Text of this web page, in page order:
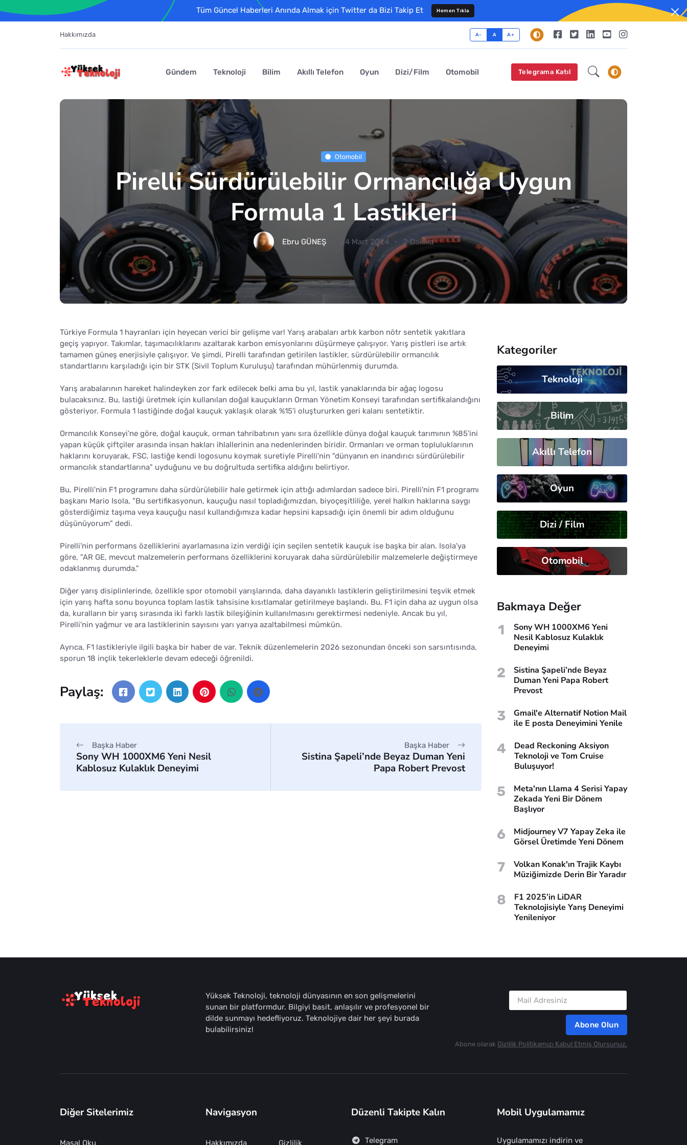
Tüm Güncel Haberleri Anında Almak için Twitter da Bizi Takip Et Hemen Tıkla
Hakkımızda A- A A+
Gündem Teknoloji Bilim Akıllı Telefon Oyun Dizi/Film Otomobil Telegrama Katıl
Otomobil
Pirelli Sürdürülebilir Ormancılığa Uygun
Formula 1 Lastikleri
Ebru GÜNEŞ 24 Mart 2024 2 Dakika
Türkiye Formula 1 hayranları için heyecan verici bir gelişme var! Yarış arabaları artık karbon nötr sentetik yakıtlara
geçiş yapıyor. Takımlar, taşımacılıklarını azaltarak karbon emisyonlarını düşürmeye çalışıyor. Yarış pistleri ise artık
tamamen güneş enerjisiyle çalışıyor. Ve şimdi, Pirelli tarafından getirilen lastikler, sürdürülebilir ormancılık
standartlarını karşıladığı için bir STK (Sivil Toplum Kuruluşu) tarafından mühürlenmiş durumda.
Yarış arabalarının hareket halindeyken zor fark edilecek belki ama bu yıl, lastik yanaklarında bir ağaç logosu
bulacaksınız. Bu, lastiği üretmek için kullanılan doğal kauçukların Orman Yönetim Konseyi tarafından sertifikalandığını
gösteriyor. Formula 1 lastiğinde doğal kauçuk yaklaşık olarak %15'i oluştururken geri kalanı sentetiktir.
Ormancılık Konseyi'ne göre, doğal kauçuk, orman tahribatının yanı sıra özellikle dünya doğal kauçuk tarımının %85'ini
yapan küçük çiftçiler arasında insan hakları ihlallerinin ana nedenlerinden biridir. Ormanları ve orman topluluklarının
haklarını koruyarak, FSC, lastiğe kendi logosunu koymak suretiyle Pirelli'nin "dünyanın en inandırıcı sürdürülebilir
ormancılık standartlarına" uyduğunu ve bu doğrultuda sertifika aldığını belirtiyor.
Bu, Pirelli'nin F1 programını daha sürdürülebilir hale getirmek için attığı adımlardan sadece biri. Pirelli'nin F1 programı
başkanı Mario Isola, "Bu sertifikasyonun, kauçuğu nasıl topladığımızdan, biyoçeşitliliğe, yerel halkın haklarına saygı
gösterdiğimiz taşıma veya kauçuğu nasıl kullandığımıza kadar hepsini kapsadığı için önemli bir adım olduğunu
düşünüyorum" dedi.
Pirelli'nin performans özelliklerini ayarlamasına izin verdiği için seçilen sentetik kauçuk ise başka bir alan. Isola'ya
göre, "AR GE, mevcut malzemelerin performans özelliklerini koruyarak daha sürdürülebilir malzemelerle değiştirmeye
odaklanmış durumda."
Diğer yarış disiplinlerinde, özellikle spor otomobil yarışlarında, daha dayanıklı lastiklerin geliştirilmesini teşvik etmek
için yarış hafta sonu boyunca toplam lastik tahsisine kısıtlamalar getirilmeye başlandı. Bu, F1 için daha az uygun olsa
da, kuralların bir yarış sırasında iki farklı lastik bileşiğinin kullanılmasını gerektirmesi nedeniyle. Ancak bu yıl,
Pirelli'nin yağmur ve ara lastiklerinin sayısını yarı yarıya azaltabilmesi mümkün.
Ayrıca, F1 lastikleriyle ilgili başka bir haber de var. Teknik düzenlemelerin 2026 sezonundan önceki son sarsıntısında,
sporun 18 inçlik tekerleklerle devam edeceği öğrenildi.
Paylaş:
Başka Haber
Sony WH 1000XM6 Yeni Nesil
Kablosuz Kulaklık Deneyimi
Başka Haber
Sistina Şapeli’nde Beyaz Duman Yeni
Papa Robert Prevost
Kategoriler
Teknoloji
Bilim
Akıllı Telefon
Oyun
Dizi / Film
Otomobil
Bakmaya Değer
1
Sony WH 1000XM6 Yeni
Nesil Kablosuz Kulaklık
Deneyimi
2
Sistina Şapeli’nde Beyaz
Duman Yeni Papa Robert
Prevost
3
Gmail'e Alternatif Notion Mail
ile E posta Deneyimini Yenile
4
Dead Reckoning Aksiyon
Teknoloji ve Tom Cruise
Buluşuyor!
5
Meta'nın Llama 4 Serisi Yapay
Zekada Yeni Bir Dönem
Başlıyor
6
Midjourney V7 Yapay Zeka ile
Görsel Üretimde Yeni Dönem
7
Volkan Konak'ın Trajik Kaybı
Müziğimizde Derin Bir Yaradır
8
F1 2025’in LiDAR
Teknolojisiyle Yarış Deneyimi
Yenileniyor
Yüksek Teknoloji, teknoloji dünyasının en son gelişmelerini
sunan bir platformdur. Bilgiyi basit, anlaşılır ve profesyonel bir
dilde sunmayı hedefliyoruz. Teknolojiye dair her şeyi burada
bulabilirsiniz!
Abone Olun
Abone olarak Gizlilik Politikamızı Kabul Etmiş Olursunuz.
Diğer Sitelerimiz
Masal Oku
Navigasyon
Hakkımızda Gizlilik
Düzenli Takipte Kalın
Telegram
Mobil Uygulamamız
Uygulamamızı indirin ve